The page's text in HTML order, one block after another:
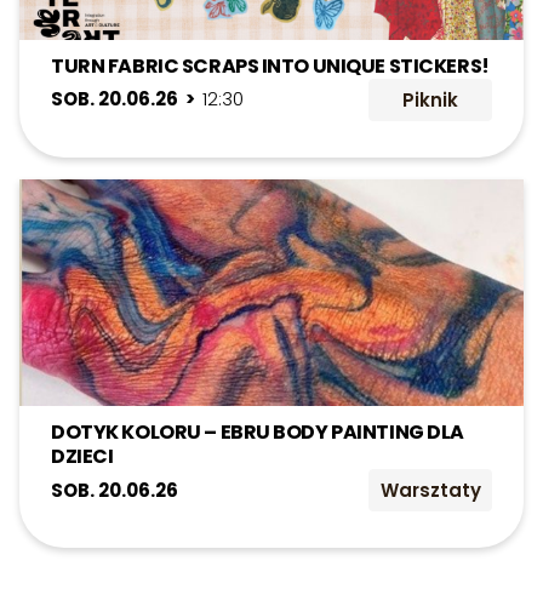
TURN FABRIC SCRAPS INTO UNIQUE STICKERS!
SOB. 20.06.26 > 12:30 Piknik
DOTYK KOLORU – EBRU BODY PAINTING DLA
DZIECI
SOB. 20.06.26 Warsztaty